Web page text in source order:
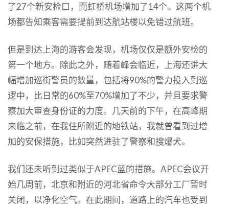
了27个新安检口，而虹桥机场增加了14个。这两个机
场都告知乘客需要提前到达航站楼以免错过航班。
但是到达上海的游客会发现，机场仅仅是额外安检的
第一个地方。除此之外，随着峰会临近，上海还讲大
幅增加巡街警员的数量，包括将90%的警力投入到巡
逻中，比日常的60%至70%增加了不少，并且要求警
察加大审查身份证的力度。几天前的下午，在高峰期
来临之前，在我住所附近的地铁站，我就曾看到过增
加的安保措施，比如突然进驻了警察和搜爆犬。
我们还未听到过类似于APEC蓝的措施。APEC会议开
始几周前，北京和附近的河北省命令大部分工厂暂时
关闭，以净化空气。在此期间，道路上的汽车也受到